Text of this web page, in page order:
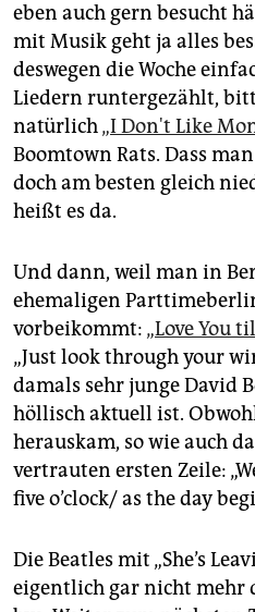
eben auch gern besucht
mit Musik geht ja alles
deswegen die Woche
Liedern runtergezählt,
natürlich„I Don't Like
Boomtown Rats. Dass
doch am besten gleich
heißt es da.
Und dann, weil man in
ehemaligen
vorbeikommt: „Love You
„Just look through your
damals sehr junge David
höllisch aktuell ist.
herauskam, so wie auch
vertrauten ersten Zeile:
five o’clock/ as the day
Die Beatles mit „She’s
eigentlich gar nicht mehr